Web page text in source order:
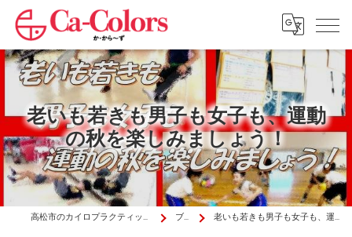
老いも若きも男子も女子も、運動
の秋を楽しみましょう！
高松市のカイロプラクティックはか・から～ず施術院 ブログ 老いも若きも男子も女子も、運動の秋を楽しみましょう！